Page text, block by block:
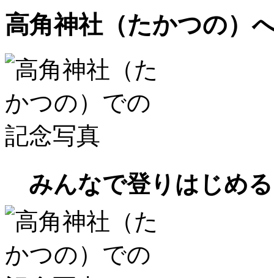
高角神社（たかつの）
みんなで登りはじめる